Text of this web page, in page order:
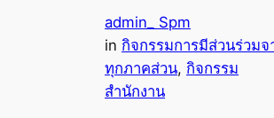
admin_ Spm
in กิจกรรมการมีส่วนร่วมจ
ทุกภาคส่วน, กิจกรรม
สำนักงาน